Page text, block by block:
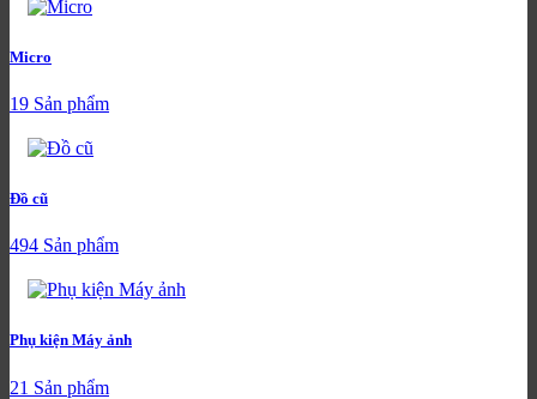
Micro
19 Sản phẩm
Đồ cũ
494 Sản phẩm
Phụ kiện Máy ảnh
21 Sản phẩm